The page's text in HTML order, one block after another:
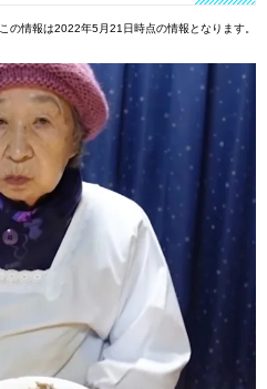
この情報は2022年5月21日時点の情報となります。